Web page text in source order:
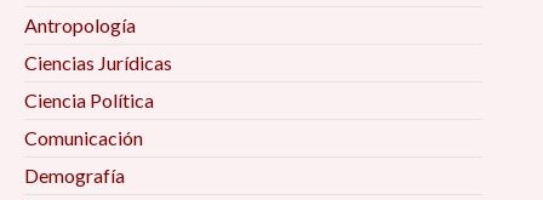
Antropología
Ciencias Jurídicas
Ciencia Política
Comunicación
Demografía